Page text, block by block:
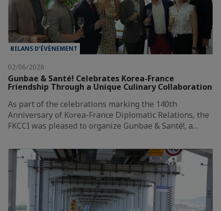
BILANS D’ÉVÈNEMENT
02/06/2026
Gunbae & Santé! Celebrates Korea-France
Friendship Through a Unique Culinary Collaboration
As part of the celebrations marking the 140th
Anniversary of Korea-France Diplomatic Relations, the
FKCCI was pleased to organize Gunbae & Santé!, a…